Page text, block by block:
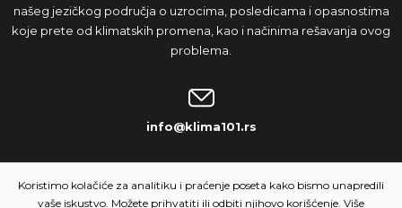
našeg jezičkog područja o uzrocima, posledicama i opasnostima
koje prete od klimatskih promena, kao i načinima rešavanja ovog
problema.
info@klima101.rs
NAŠA IDEJA
Koristimo kolačiće za analitiku i praćenje poseta kako bismo unapredili
vaše iskustvo. Možete prihvatiti ili odbiti njihovo korišćenje. Više